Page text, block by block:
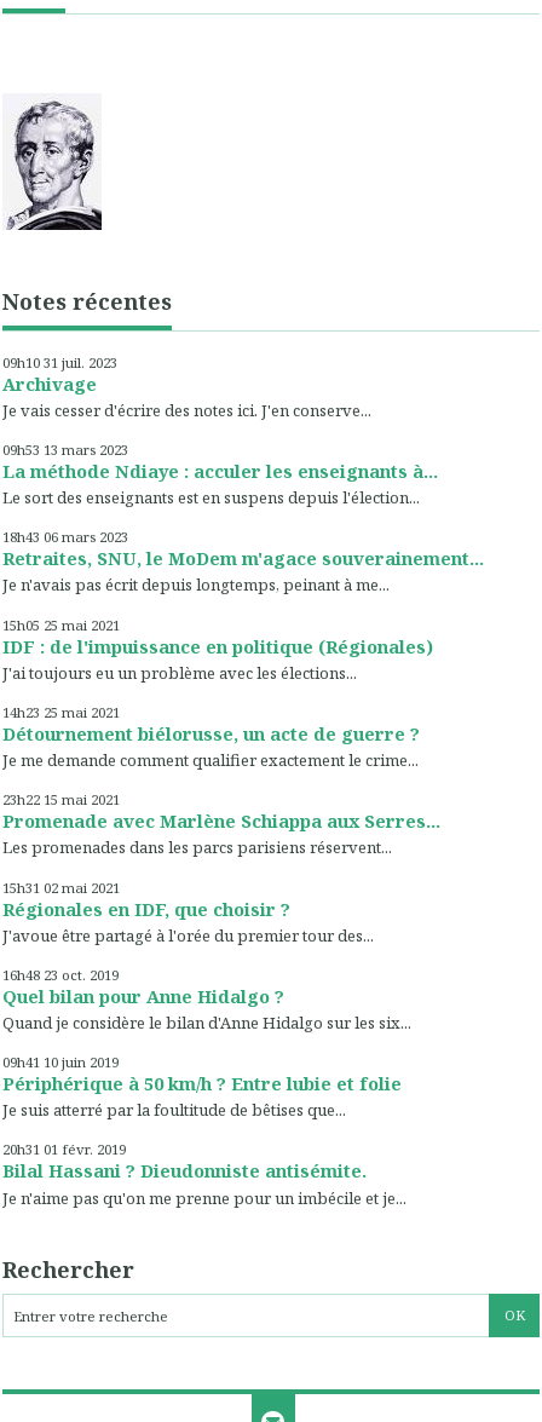
Notes récentes
09h10 31 juil. 2023
Archivage
Je vais cesser d'écrire des notes ici. J'en conserve...
09h53 13 mars 2023
La méthode Ndiaye : acculer les enseignants à...
Le sort des enseignants est en suspens depuis l'élection...
18h43 06 mars 2023
Retraites, SNU, le MoDem m'agace souverainement...
Je n'avais pas écrit depuis longtemps, peinant à me...
15h05 25 mai 2021
IDF : de l'impuissance en politique (Régionales)
J'ai toujours eu un problème avec les élections...
14h23 25 mai 2021
Détournement biélorusse, un acte de guerre ?
Je me demande comment qualifier exactement le crime...
23h22 15 mai 2021
Promenade avec Marlène Schiappa aux Serres...
Les promenades dans les parcs parisiens réservent...
15h31 02 mai 2021
Régionales en IDF, que choisir ?
J'avoue être partagé à l'orée du premier tour des...
16h48 23 oct. 2019
Quel bilan pour Anne Hidalgo ?
Quand je considère le bilan d'Anne Hidalgo sur les six...
09h41 10 juin 2019
Périphérique à 50 km/h ? Entre lubie et folie
Je suis atterré par la foultitude de bêtises que...
20h31 01 févr. 2019
Bilal Hassani ? Dieudonniste antisémite.
Je n'aime pas qu'on me prenne pour un imbécile et je...
Rechercher